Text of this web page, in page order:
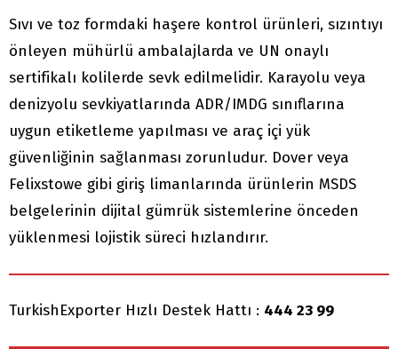
Sıvı ve toz formdaki haşere kontrol ürünleri, sızıntıyı
önleyen mühürlü ambalajlarda ve UN onaylı
sertifikalı kolilerde sevk edilmelidir. Karayolu veya
denizyolu sevkiyatlarında ADR/IMDG sınıflarına
uygun etiketleme yapılması ve araç içi yük
güvenliğinin sağlanması zorunludur. Dover veya
Felixstowe gibi giriş limanlarında ürünlerin MSDS
belgelerinin dijital gümrük sistemlerine önceden
yüklenmesi lojistik süreci hızlandırır.
TurkishExporter Hızlı Destek Hattı : 444 23 99